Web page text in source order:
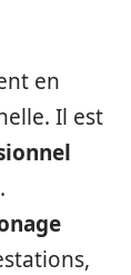
en
Il est